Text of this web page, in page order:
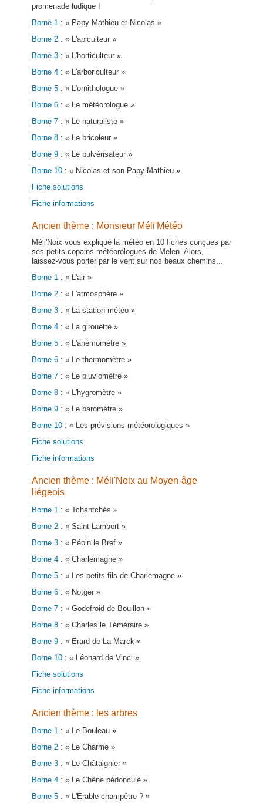
promenade ludique !
Borne 1 : « Papy Mathieu et Nicolas »
Borne 2 : « L'apiculteur »
Borne 3 : « L'horticulteur »
Borne 4 : « L'arboriculteur »
Borne 5 : « L'ornithologue »
Borne 6 : « Le météorologue »
Borne 7 : « Le naturaliste »
Borne 8 : « Le bricoleur »
Borne 9 : « Le pulvérisateur »
Borne 10 : « Nicolas et son Papy Mathieu »
Fiche solutions
Fiche informations
Ancien thème : Monsieur Méli'Météo
Méli'Noix vous explique la météo en 10 fiches conçues par
ses petits copains météorologues de Melen. Alors,
laissez-vous porter par le vent sur nos beaux chemins...
Borne 1 : « L'air »
Borne 2 : « L'atmosphère »
Borne 3 : « La station météo »
Borne 4 : « La girouette »
Borne 5 : « L'anémomètre »
Borne 6 : « Le thermomètre »
Borne 7 : « Le pluviomètre »
Borne 8 : « L'hygromètre »
Borne 9 : « Le baromètre »
Borne 10 : « Les prévisions météorologiques »
Fiche solutions
Fiche informations
Ancien thème : Méli'Noix au Moyen-âge
liégeois
Borne 1 : « Tchantchès »
Borne 2 : « Saint-Lambert »
Borne 3 : « Pépin le Bref »
Borne 4 : « Charlemagne »
Borne 5 : « Les petits-fils de Charlemagne »
Borne 6 : « Notger »
Borne 7 : « Godefroid de Bouillon »
Borne 8 : « Charles le Téméraire »
Borne 9 : « Erard de La Marck »
Borne 10 : « Léonard de Vinci »
Fiche solutions
Fiche informations
Ancien thème : les arbres
Borne 1 : « Le Bouleau »
Borne 2 : « Le Charme »
Borne 3 : « Le Châtaignier »
Borne 4 : « Le Chêne pédonculé »
Borne 5 : « L'Erable champêtre ? »